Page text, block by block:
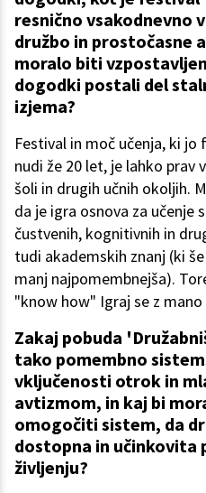
resnično vsakodnevno
družbo in prostočasne
moralo biti
dogodki postali del
izjema?
Festival in moč učenja, ki
nudi že 20 let, je lahko prav
šoli in drugih učnih okoljih.
da je igra osnova za učenje
čustvenih, kognitivnih in
tudi akademskih znanj (ki
manj najpomembnejša).
"know how" Igraj se z mano
Zakaj pobuda
tako pomembno
vključenosti otrok in
avtizmom, in kaj bi
omogočiti sistem, da
dostopna in učinkovita
življenju?